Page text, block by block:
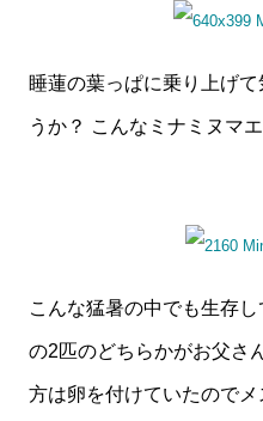
睡蓮の葉っぱに乗り上げ
うか？ こんなミナミヌマ
こんな猛暑の中でも生存
の2匹のどちらかがお父さ
方は卵を付けていたので